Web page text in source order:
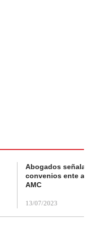
Abogados
convenios ente
AMC
13/07/2023